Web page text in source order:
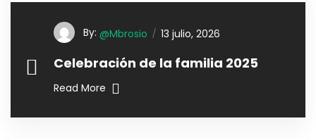
By: @mbrosio 13 julio, 2026
Celebración de la familia 2025
Read More